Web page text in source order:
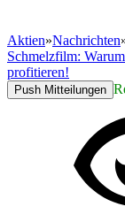
Aktien»Nachrichten
Schmelzfilm:
profitieren!
Push Mitteilungen